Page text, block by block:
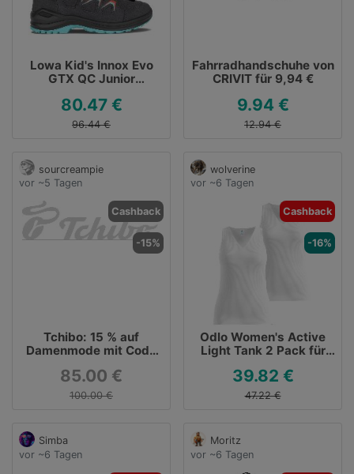
Lowa Kid's Innox Evo
GTX QC Junior
grau für 80,47 €
80.47 €
96.44 €
Fahrradhandschuhe von
CRIVIT für 9,94 €
9.94 €
12.94 €
sourcreampie
vor ~5 Tagen
Cashback
-15%
Tchibo: 15 % auf
Damenmode mit Code
85.00 €
100.00 €
wolverine
vor ~6 Tagen
Cashback
-16%
Odlo Women's Active
Light Tank 2 Pack für
39.82 €
47.22 €
Simba
vor ~6 Tagen
Moritz
vor ~6 Tagen